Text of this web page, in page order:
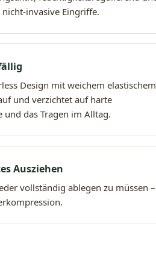
invasive Eingriffe.
Design mit weichem elastischem
und verzichtet auf harte
und das Tragen im Alltag.
Ausziehen
vollständig ablegen zu müssen –